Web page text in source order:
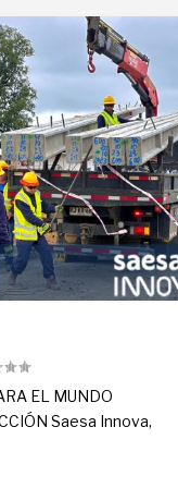
EL MUNDO
Saesa Innova,